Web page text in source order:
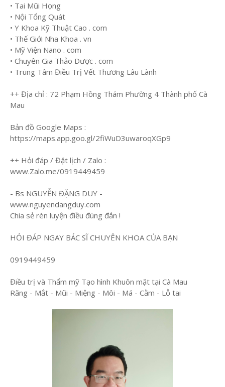
• Tai Mũi Họng
• Nội Tổng Quát
• Y Khoa Kỹ Thuật Cao . com
• Thế Giới Nha Khoa . vn
• Mỹ Viện Nano . com
• Chuyên Gia Thảo Dược . com
• Trung Tâm Điều Trị Vết Thương Lâu Lành
++ Địa chỉ : 72 Phạm Hồng Thám Phường 4 Thành phố Cà
Mau
Bản đồ Google Maps :
https://maps.app.goo.gl/2fiWuD3uwaroqXGp9
++ Hỏi đáp / Đặt lịch / Zalo :
www.Zalo.me/0919449459
- Bs NGUYỄN ĐẶNG DUY -
www.nguyendangduy.com
Chia sẻ rèn luyện điều đúng đắn !
HỎI ĐÁP NGAY BÁC SĨ CHUYÊN KHOA CỦA BẠN
0919449459
Điều trị và Thẩm mỹ Tạo hình Khuôn mặt tại Cà Mau
Răng - Mắt - Mũi - Miệng - Môi - Má - Cằm - Lỗ tai